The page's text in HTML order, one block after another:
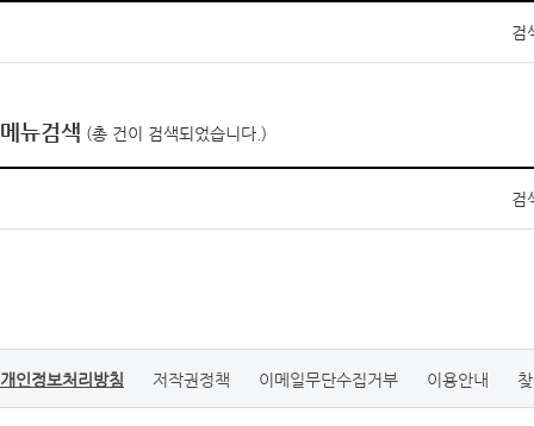
검
메뉴검색 (총 건이 검색되었습니다.)
검
개인정보처리방침 저작권정책 이메일무단수집거부 이용안내